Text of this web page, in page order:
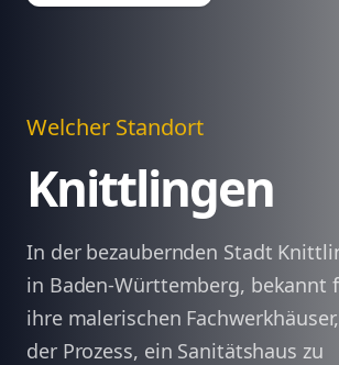
Welcher Standort
Knittlingen
In der bezaubernden Stadt
in Baden-Württemberg, bekannt
ihre malerischen
der Prozess, ein Sanitätshaus zu